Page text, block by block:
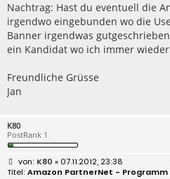
Nachtrag: Hast du eventuell die
irgendwo eingebunden wo die
Banner irgendwas
ein Kandidat wo ich immer
Freundliche Grüsse
Jan
K80
PostRank 1
B
e
K80 » 07.11.2012, 23:38
Amazon PartnerNet -